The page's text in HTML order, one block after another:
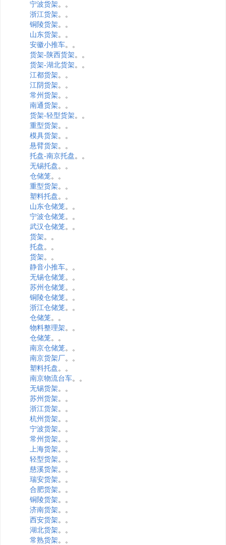
宁波货架。。
浙江货架。。
铜陵货架。。
山东货架。。
安徽小推车。。
货架-陕西货架。。
货架-湖北货架。。
江都货架。。
江阴货架。。
常州货架。。
南通货架。。
货架-轻型货架。。
重型货架。。
模具货架。。
悬臂货架。。
托盘-南京托盘。。
无锡托盘。。
仓储笼。。
重型货架。。
塑料托盘。。
山东仓储笼。。
宁波仓储笼。。
武汉仓储笼。。
货架。。
托盘。。
货架。。
静音小推车。。
无锡仓储笼。。
苏州仓储笼。。
铜陵仓储笼。。
浙江仓储笼。。
仓储笼。。
物料整理架。。
仓储笼。。
南京仓储笼。。
南京货架厂。。
塑料托盘。。
南京物流台车。。
无锡货架。。
苏州货架。。
浙江货架。。
杭州货架。。
宁波货架。。
常州货架。。
上海货架。。
轻型货架。。
慈溪货架。。
瑞安货架。。
合肥货架。。
铜陵货架。。
济南货架。。
西安货架。。
湖北货架。。
常熟货架。。